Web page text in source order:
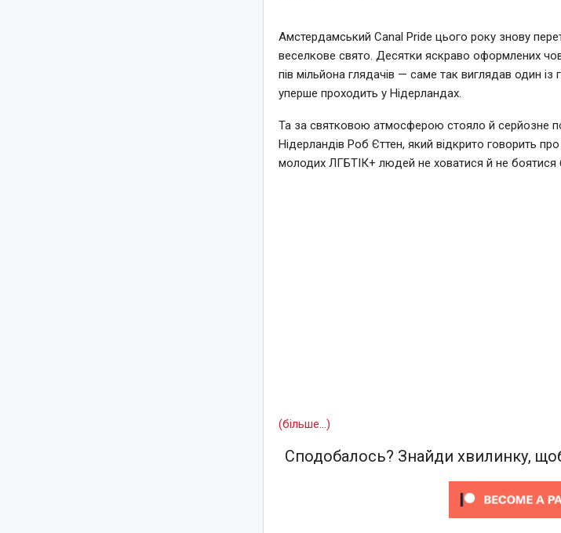
Амстердамський Canal Pride цього року знову
веселкове свято. Десятки яскраво оформлених
пів мільйона глядачів — саме так виглядав один із
уперше проходить у Нідерландах.
Та за святковою атмосферою стояло й серйозне
Нідерландів Роб Єттен, який відкрито говорить
молодих ЛГБТІК+ людей не ховатися й не боятися
(більше…)
Сподобалось? Знайди хвилинку,